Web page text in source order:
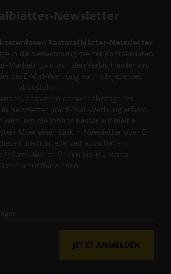
Newsletter
Pastoralblätter-Newsletter
in die Verwendung meiner Kontaktdaten
Marketings durch den Verlag Herder ein.
die E-Mail-Werbung kann ich jederzeit
abbestellen.
dass mein personenbezogenes
Newsletter und E-Mail-Werbung erfasst
wird, um die Inhalte besser auf meine
Über einen Link in Newsletter oder E-
Funktion jederzeit ausschalten.
Informationen finden Sie in unseren
Datenschutzhinweisen
JETZT ANMELDEN